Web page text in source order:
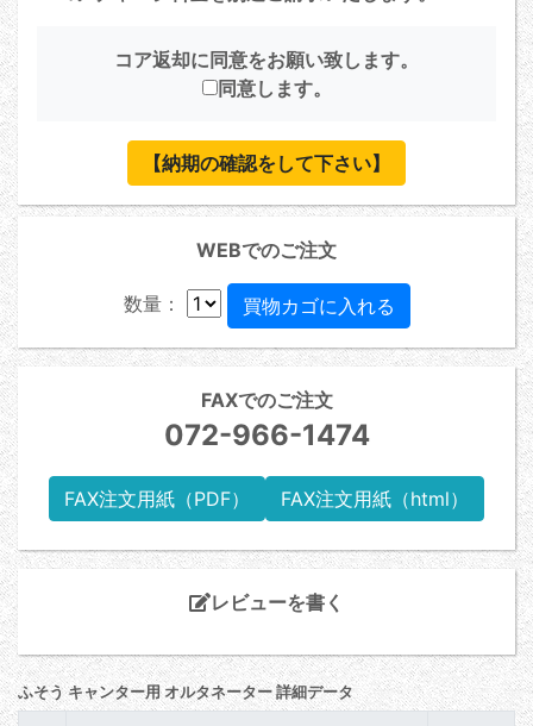
コア返却に同意をお願い致します。
同意します。
【納期の確認をして下さい】
WEBでのご注文
数量：
FAXでのご注文
072-966-1474
FAX注文用紙（PDF） FAX注文用紙（html）
レビューを書く
ふそう キャンター用 オルタネーター 詳細データ